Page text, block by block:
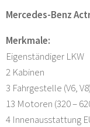
Mercedes-Benz
Merkmale:
Eigenständiger LKW
2 Kabinen
3 Fahrgestelle (V6, V8)
13 Motoren (320 –
4 Innenausstattung